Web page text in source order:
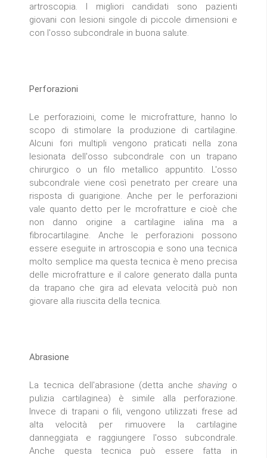
artroscopia. I migliori candidati sono pazienti
giovani con lesioni singole di piccole dimensioni e
con l'osso subcondrale in buona salute.
Perforazioni
Le perforazioini, come le microfratture, hanno lo
scopo di stimolare la produzione di cartilagine.
Alcuni fori multipli vengono praticati nella zona
lesionata dell'osso subcondrale con un trapano
chirurgico o un filo metallico appuntito. L'osso
subcondrale viene così penetrato per creare una
risposta di guarigione. Anche per le perforazioni
vale quanto detto per le mcrofratture e cioè che
non danno origine a cartilagine ialina ma a
fibrocartilagine. Anche le perforazioni possono
essere eseguite in artroscopia e sono una tecnica
molto semplice ma questa tecnica è meno precisa
delle microfratture e il calore generato dalla punta
da trapano che gira ad elevata velocità può non
giovare alla riuscita della tecnica.
Abrasione
La tecnica dell'abrasione (detta anche shavingo
pulizia cartilaginea) è simile alla perforazione.
Invece di trapani o fili, vengono utilizzati frese ad
alta velocità per rimuovere la cartilagine
danneggiata e raggiungere l'osso subcondrale.
Anche questa tecnica può essere fatta in